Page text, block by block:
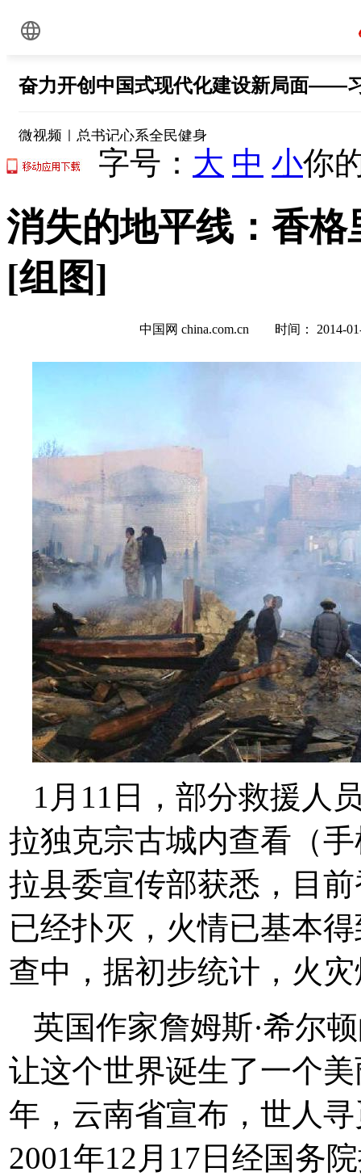
字号： 大 中 小你
消失的地平线：香
[组图]
中国网 china.com.cn 时间：
1月11日，部分救援人
拉独克宗古城内查看（
拉县委宣传部获悉，目
已经扑灭，火情已基本
查中，据初步统计，火
英国作家詹姆斯·希尔
让这个世界诞生了一个
年，云南省宣布，世人
2001年12月17日经国务